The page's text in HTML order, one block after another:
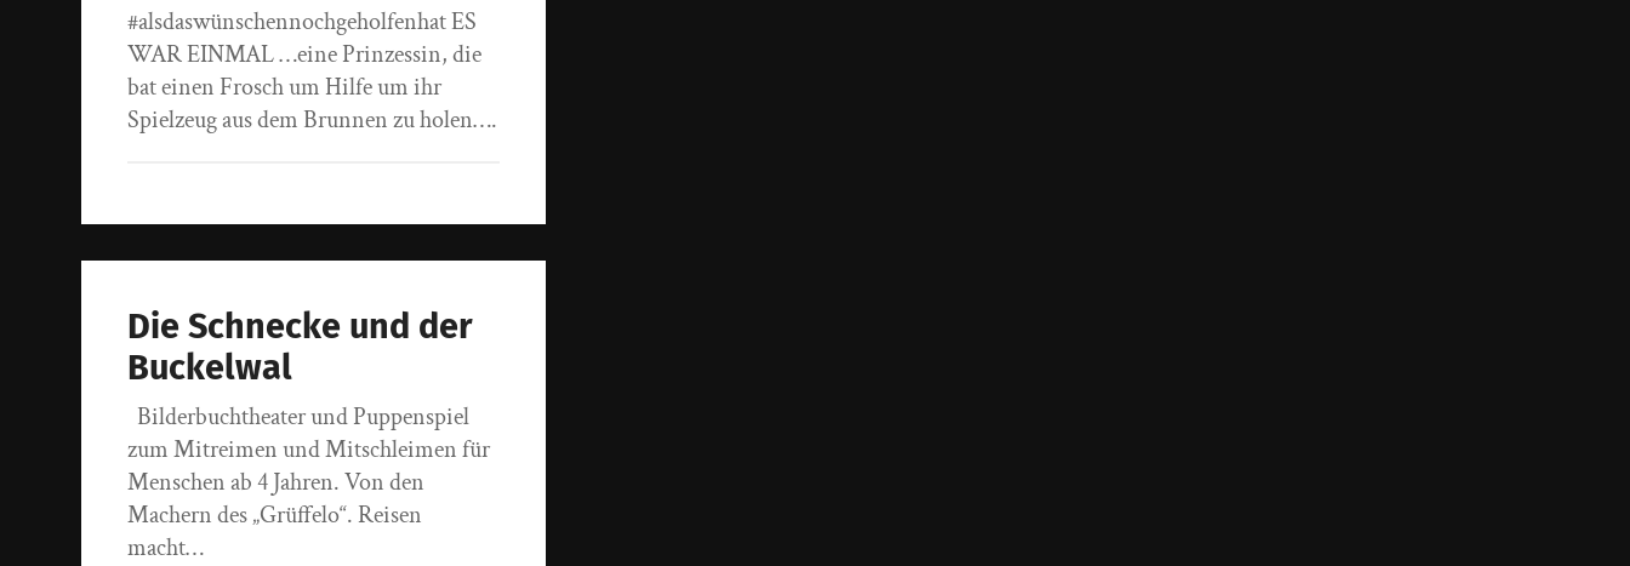
#alsdaswünschennochgeholfenhat ES
WAR EINMAL …eine Prinzessin, die
bat einen Frosch um Hilfe um ihr
Spielzeug aus dem Brunnen zu holen….
Die Schnecke und der
Buckelwal
Bilderbuchtheater und Puppenspiel
zum Mitreimen und Mitschleimen für
Menschen ab 4 Jahren. Von den
Machern des „Grüffelo“. Reisen
macht…